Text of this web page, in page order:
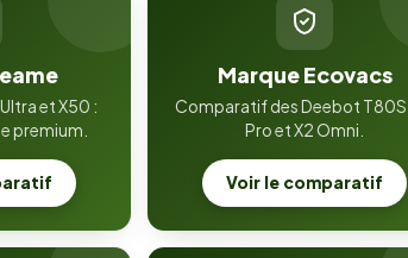
et X50 :
premium.
Marque Ecovacs
Comparatif des Deebot
Pro et X2 Omni.
Voir le comparatif